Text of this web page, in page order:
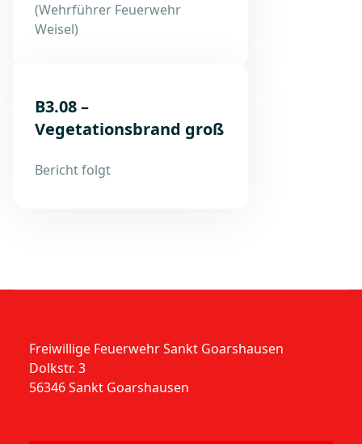
(Wehrführer Feuerwehr
Weisel)
B3.08 –
Vegetationsbrand groß
Bericht folgt
Freiwillige Feuerwehr Sankt Goarshausen
Dolkstr. 3
56346 Sankt Goarshausen